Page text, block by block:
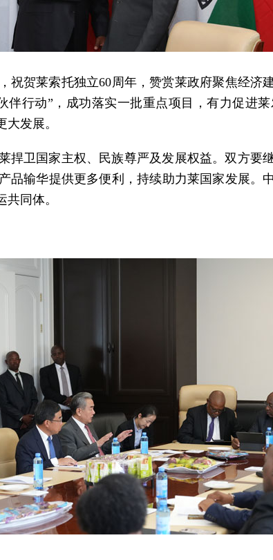
祝贺莱索托独立60周年，赞赏莱政府聚焦经济
行动”，成功落实一批重点项目，有力促进
发展。
捍卫国家主权、民族尊严及发展权益。双方要
品输华提供更多便利，持续助力莱国家发展。
同体。